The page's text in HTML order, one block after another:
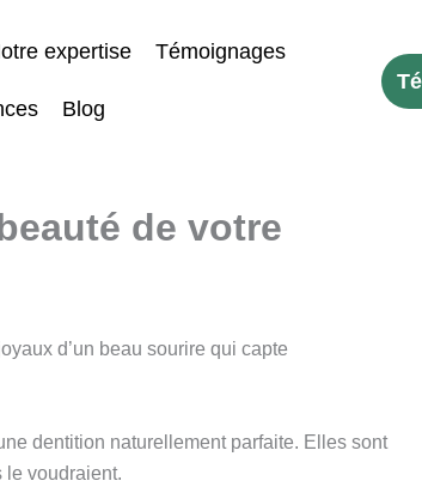
expertise Témoignages
Blog
de votre
d’un beau sourire qui capte
dentition naturellement parfaite. Elles sont
le voudraient.